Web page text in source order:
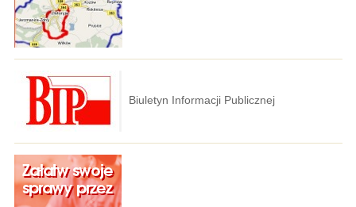
Biuletyn Informacji Publicznej